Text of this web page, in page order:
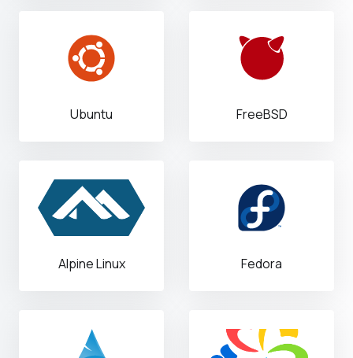
Ubuntu FreeBSD
Alpine Linux Fedora